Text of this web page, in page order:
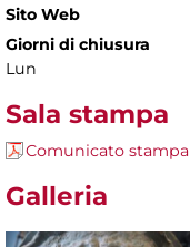
Sito Web
Giorni di chiusura
Lun
Sala stampa
Comunicato stampa
Galleria